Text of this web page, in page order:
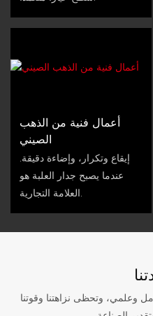
أعمال فنية من الذهب
الصيني
إيقاع وتكرار، وإضاءة دقيقة.
عندما يصبح جدار العلبة هو
العلامة التجارية.
وعلمي، وتحظى نزاهتنا وقوتنا